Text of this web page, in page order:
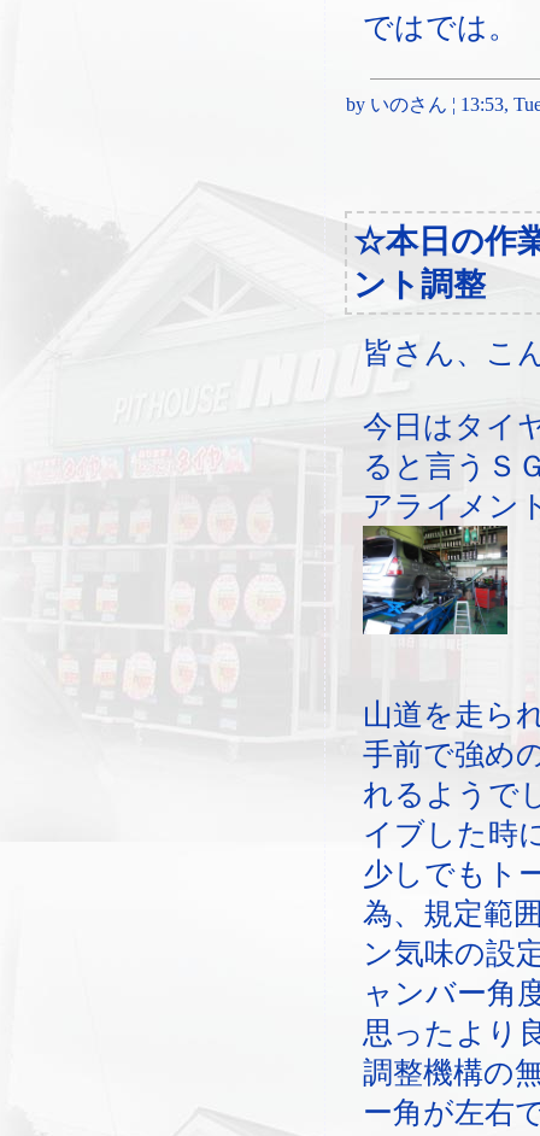
ではでは。
by いのさん ¦ 13:53,
☆本日の作
ント調整
皆さん、こ
今日はタイ
ると言うＳ
アライメン
山道を走ら
手前で強め
れるようで
イブした時
少しでもト
為、規定範
ン気味の設
ャンバー角
思ったより
調整機構の
ー角が左右